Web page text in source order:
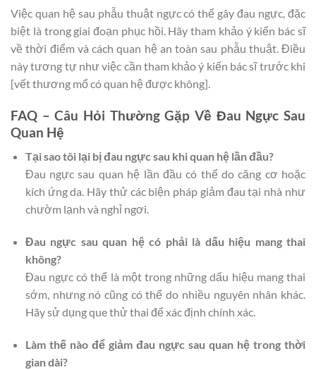
Việc quan hệ sau phẫu thuật ngực có thể gây đau ngực, đặc
biệt là trong giai đoạn phục hồi. Hãy tham khảo ý kiến bác sĩ
về thời điểm và cách quan hệ an toàn sau phẫu thuật. Điều
này tương tự như việc cần tham khảo ý kiến bác sĩ trước khi
[vết thương mổ có quan hệ được không].
FAQ – Câu Hỏi Thường Gặp Về Đau Ngực Sau
Quan Hệ
Tại sao tôi lại bị đau ngực sau khi quan hệ lần đầu?
Đau ngực sau quan hệ lần đầu có thể do căng cơ hoặc
kích ứng da. Hãy thử các biện pháp giảm đau tại nhà như
chườm lạnh và nghỉ ngơi.
Đau ngực sau quan hệ có phải là dấu hiệu mang thai
không?
Đau ngực có thể là một trong những dấu hiệu mang thai
sớm, nhưng nó cũng có thể do nhiều nguyên nhân khác.
Hãy sử dụng que thử thai để xác định chính xác.
Làm thế nào để giảm đau ngực sau quan hệ trong thời
gian dài?